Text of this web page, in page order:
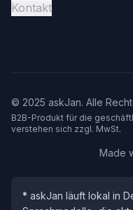
Kontakt
© 2025 askJan. Alle
B2B-Produkt für die
verstehen sich zzgl. MwSt.
Made
* askJan läuft lokal in